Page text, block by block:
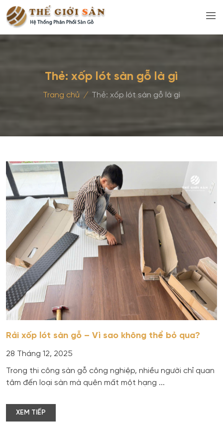
Thẻ: xốp lót sàn gỗ là gì
Trang chủ / Thẻ: xốp lót sàn gỗ là gì
Rải xốp lót sàn gỗ – Vì sao không thể bỏ qua?
28 Tháng 12, 2025
Trong thi công sàn gỗ công nghiệp, nhiều người chỉ quan
tâm đến loại sàn mà quên mất một hạng ...
XEM TIẾP